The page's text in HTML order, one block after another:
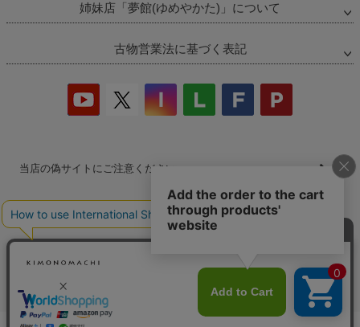
姉妹店「夢館(ゆめやかた)」について
古物営業法に基づく表記
当店の偽サイトにご注意ください
商品の無断販売・転売の禁止について
会社概要プライバシーポリシー 特定商取引法お問い合わせ